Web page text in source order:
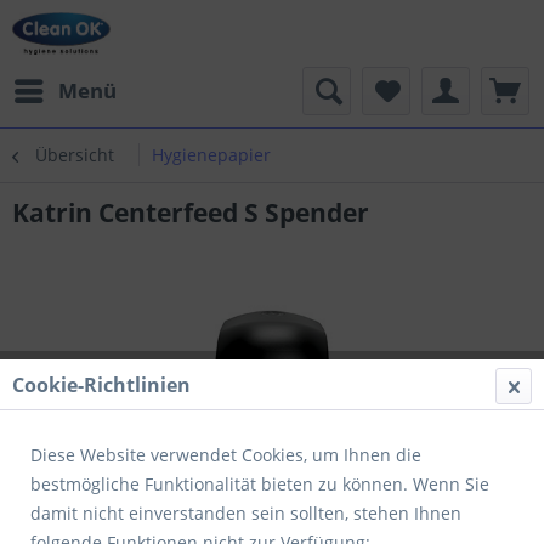
Menü
Übersicht Hygienepapier
Katrin Centerfeed S Spender
Cookie-Richtlinien
Diese Website verwendet Cookies, um Ihnen die
bestmögliche Funktionalität bieten zu können. Wenn Sie
damit nicht einverstanden sein sollten, stehen Ihnen